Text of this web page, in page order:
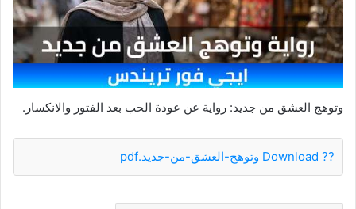
وتوهج العشق من جديد: رواية عن عودة الحب بعد الفتور والانكسار.
?? Download وتوهج-العشق-من-جديد.pdf